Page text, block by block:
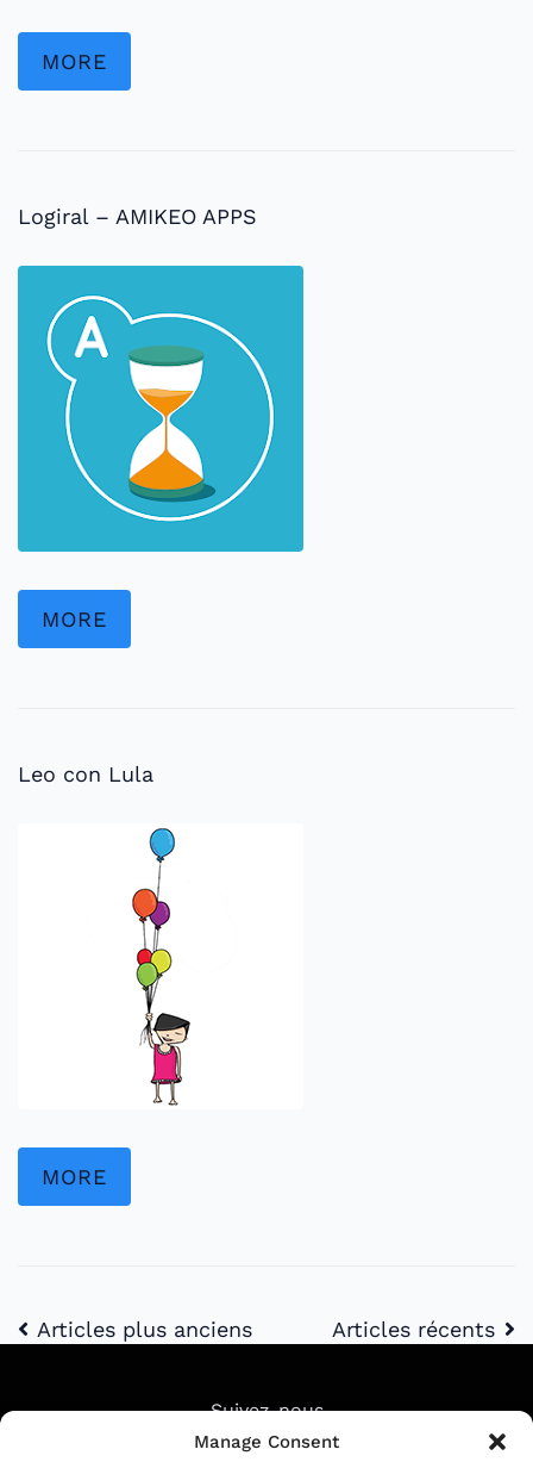
Manage Consent
MORE
Logiral – AMIKEO APPS
MORE
Leo con Lula
MORE
Articles plus anciens Articles récents
Suivez-nous